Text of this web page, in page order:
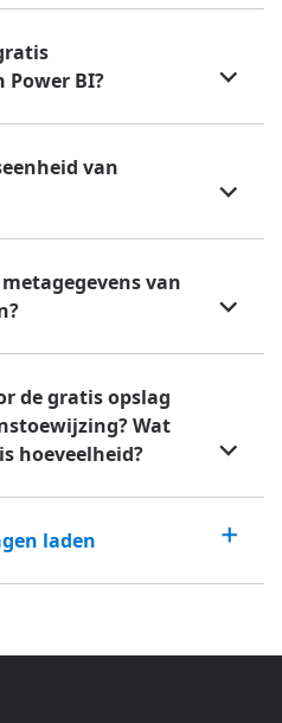
BI?
van
van
de gratis opslag
Wat
hoeveelheid?
laden